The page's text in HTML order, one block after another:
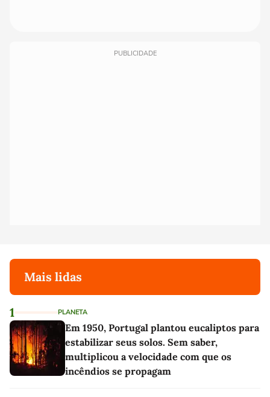
PUBLICIDADE
Mais lidas
1 PLANETA
Em 1950, Portugal plantou eucaliptos para
estabilizar seus solos. Sem saber,
multiplicou a velocidade com que os
incêndios se propagam